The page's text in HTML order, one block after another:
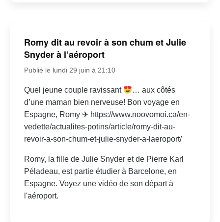
Romy dit au revoir à son chum et Julie
Snyder à l’aéroport
Publié le lundi 29 juin à 21:10
Quel jeune couple ravissant
… aux côtés
d’une maman bien nerveuse! Bon voyage en
Espagne, Romy ✈ https://www.noovomoi.ca/en-
vedette/actualites-potins/article/romy-dit-au-
revoir-a-son-chum-et-julie-snyder-a-laeroport/
Romy, la fille de Julie Snyder et de Pierre Karl
Péladeau, est partie étudier à Barcelone, en
Espagne. Voyez une vidéo de son départ à
l'aéroport.